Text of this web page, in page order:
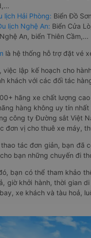
lịch Hải Phòng: Biển Đồ
lịch Nghệ An: Biển Cửa
An, biển Thiên Cầm,...
là hệ thống hỗ trợ đặt vé
việc lập kế hoạch cho
khách với các đối tác
hãng xe chất lượng
hàng không uy tín nhất
công ty Đường sắt Việt
đơn vị cho thuê xe máy,
thao tác đơn giản, bạn đã
bạn những chuyến đi
bạn có thể tham khảo
giờ khởi hành, thời gian
xe khách và tàu hoả,